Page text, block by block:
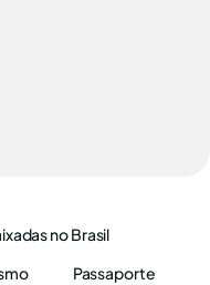
no Brasil
Passaporte